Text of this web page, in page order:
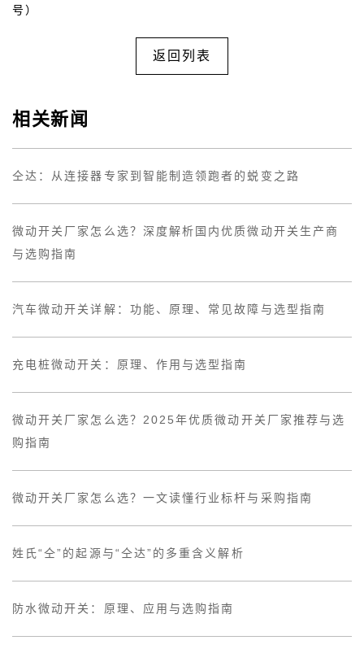
号）
返回列表
相关新闻
仝达：从连接器专家到智能制造领跑者的蜕变之路
微动开关厂家怎么选？深度解析国内优质微动开关生产商
与选购指南
汽车微动开关详解：功能、原理、常见故障与选型指南
充电桩微动开关：原理、作用与选型指南
微动开关厂家怎么选？2025年优质微动开关厂家推荐与选
购指南
微动开关厂家怎么选？一文读懂行业标杆与采购指南
姓氏“仝”的起源与“仝达”的多重含义解析
防水微动开关：原理、应用与选购指南